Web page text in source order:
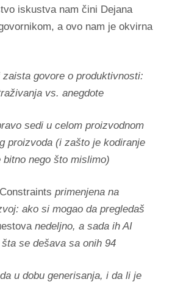
iskustva nam čini Dejana
a ovo nam je okvirna
govore o produktivnosti:
vs. anegdote
sedi u celom proizvodnom
proizvoda (i zašto je kodiranje
bitno nego što mislimo)
primenjena na
ako si mogao da pregledaš
nedeljno, a sada ih AI
se dešava sa onih 94
u dobu generisanja, i da li je